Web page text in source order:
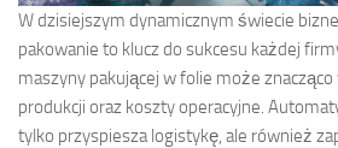
W dzisiejszym dynamicznym świecie
pakowanie to klucz do sukcesu każdej
maszyny pakującej w folie może
produkcji oraz koszty operacyjne.
tylko przyspiesza logistykę, ale również